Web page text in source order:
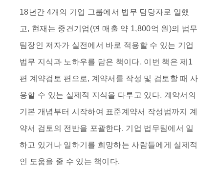
18년간 4개의 기업 그룹에서 법무 담당자로 일했
고, 현재는 중견기업(연 매출 약 1,800억 원)의 법무
팀장인 저자가 실전에서 바로 적용할 수 있는 기업
법무 지식과 노하우를 담은 책이다. 이번 책은 제1
편 계약검토 편으로, 계약서를 작성 및 검토할 때 사
용할 수 있는 실제적 지식을 다루고 있다. 계약서의
기본 개념부터 시작하여 표준계약서 작성법까지 계
약서 검토의 전반을 포괄한다. 기업 법무팀에서 일
하고 있거나 일하기를 희망하는 사람들에게 실제적
인 도움을 줄 수 있는 책이다.